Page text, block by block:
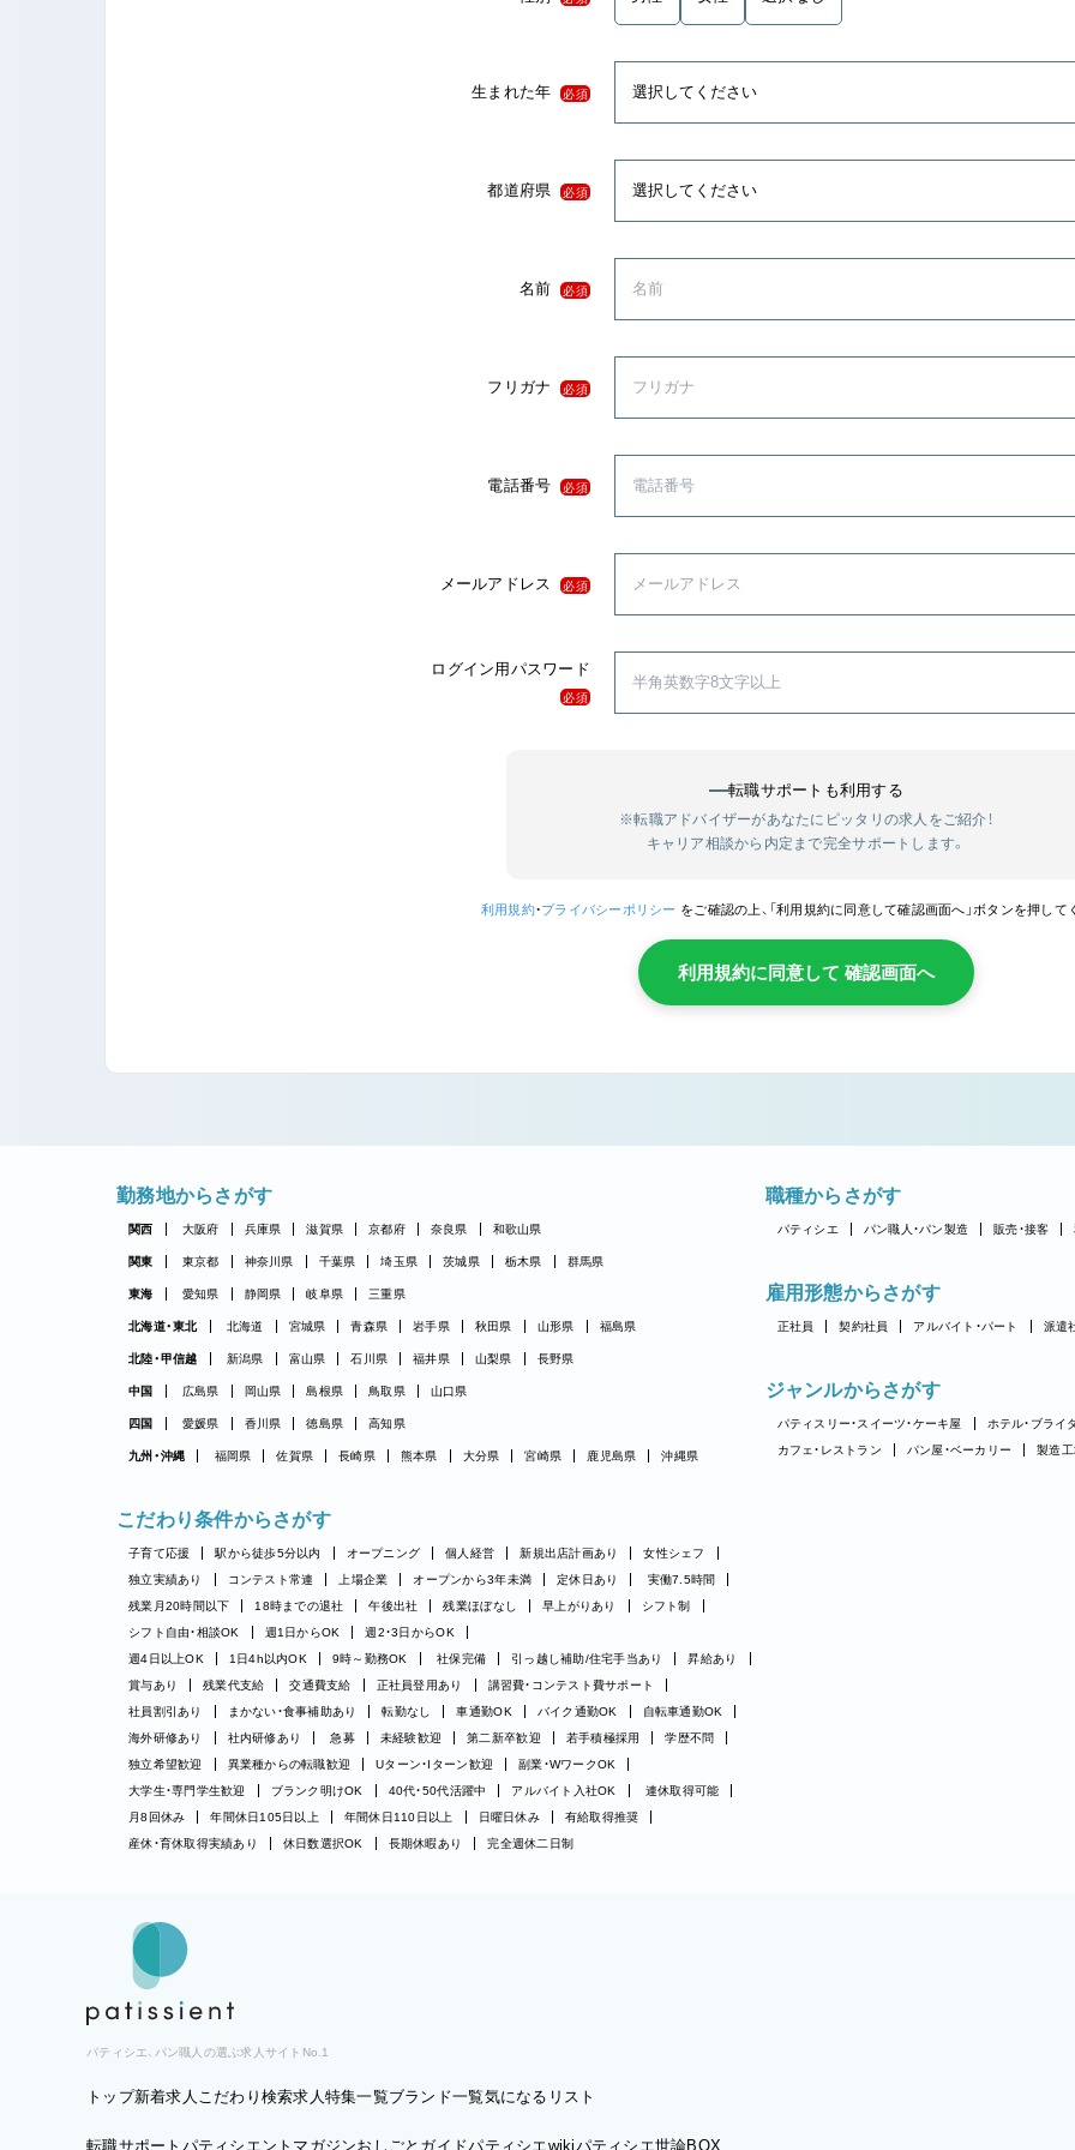
生まれた年 必須
都道府県 必須
名前 必須
フリガナ 必須
電話番号 必須
メールアドレス 必須
ログイン用パスワード
必須
転職サポートも利用する
※転職アドバイザーがあなたにピッタリの求人をご紹介！
キャリア相談から内定まで完全サポートします。
利用規約・プライバシーポリシー をご確認の上、「利用規約に同意して確認画面へ」ボタンを押して
利用規約に同意して 確認画面へ
勤務地からさがす
関西 大阪府 兵庫県 滋賀県 京都府 奈良県 和歌山県
関東 東京都 神奈川県 千葉県 埼玉県 茨城県 栃木県 群馬県
東海 愛知県 静岡県 岐阜県 三重県
北海道・東北 北海道 宮城県 青森県 岩手県 秋田県 山形県 福島県
北陸・甲信越 新潟県 富山県 石川県 福井県 山梨県 長野県
中国 広島県 岡山県 島根県 鳥取県 山口県
四国 愛媛県 香川県 徳島県 高知県
九州・沖縄 福岡県 佐賀県 長崎県 熊本県 大分県 宮崎県 鹿児島県 沖縄県
職種からさがす
パティシエ パン職人・パン製造 販売・接客
雇用形態からさがす
正社員 契約社員 アルバイト・パート 派遣
ジャンルからさがす
パティスリー・スイーツ・ケーキ屋 ホテル・ブライ
カフェ・レストラン
パン屋・ベーカリー 製造工
こだわり条件からさがす
子育て応援 駅から徒歩5分以内 オープニング 個人経営 新規出店計画あり
女性シェフ
独立実績あり
コンテスト常連 上場企業 オープンから3年未満 定休日あり
実働7.5時間
残業月20時間以下
18時までの退社 午後出社 残業ほぼなし 早上がりあり
シフト制
シフト自由・相談OK
週1日からOK
週2・3日からOK
週4日以上OK
1日4h以内OK 9時～勤務OK 社保完備 引っ越し補助/住宅手当あり
昇給あり
賞与あり
残業代支給 交通費支給 正社員登用あり
講習費・コンテスト費サポート
社員割引あり
まかない・食事補助あり 転勤なし 車通勤OK バイク通勤OK
自転車通勤OK
海外研修あり
社内研修あり 急募 未経験歓迎 第二新卒歓迎 若手積極採用
学歴不問
独立希望歓迎
異業種からの転職歓迎 Uターン・Iターン歓迎
副業・WワークOK
大学生・専門学生歓迎
ブランク明けOK 40代・50代活躍中 アルバイト入社OK
連休取得可能
月8回休み
年間休日105日以上 年間休日110日以上 日曜日休み
有給取得推奨
産休・育休取得実績あり
休日数選択OK 長期休暇あり 完全週休二日制
パティシエ、パン職人の選ぶ求人サイトNo.1
トップ新着求人 こだわり検索求人特集一覧ブランド一覧気になるリスト
転職サポート パティシエントマガジンおしごとガイドパティシエwikiパティシエ世論BOX